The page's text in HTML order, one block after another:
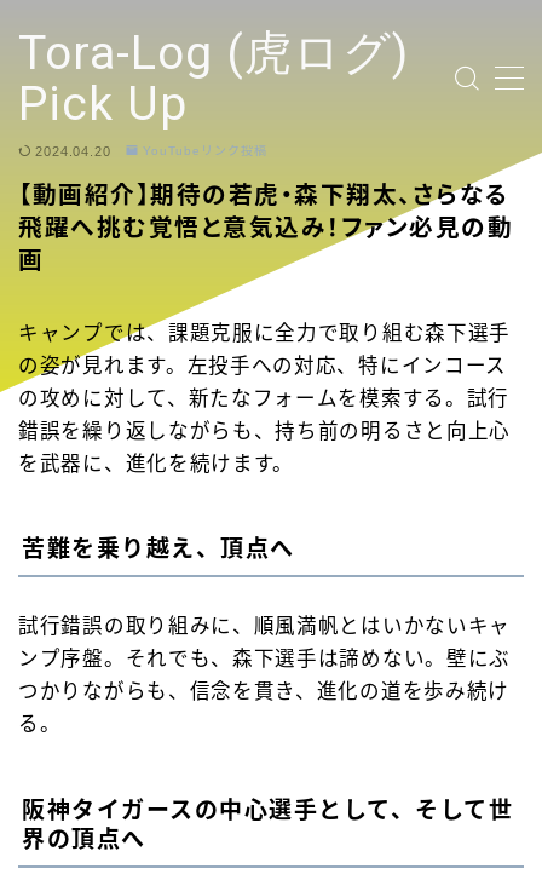
Tora-Log (虎ログ)
Pick Up
TOP PAGE
2024 Tigers Ticket
YouTubeリンク投稿
選手
2024.04.20 YouTubeリンク投稿
【動画紹介】期待の若虎・森下翔太、さらなる
飛躍へ挑む覚悟と意気込み！ファン必見の動
画
キャンプでは、課題克服に全力で取り組む森下選手
の姿が見れます。左投手への対応、特にインコース
の攻めに対して、新たなフォームを模索する。試行
錯誤を繰り返しながらも、持ち前の明るさと向上心
を武器に、進化を続けます。
苦難を乗り越え、頂点へ
試行錯誤の取り組みに、順風満帆とはいかないキャ
ンプ序盤。それでも、森下選手は諦めない。壁にぶ
つかりながらも、信念を貫き、進化の道を歩み続け
る。
阪神タイガースの中心選手として、そして世
界の頂点へ